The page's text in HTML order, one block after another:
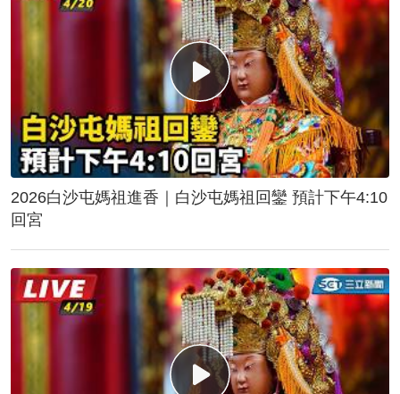
2026白沙屯媽祖進香｜白沙屯媽祖回鑾 預計下午4:10
回宮